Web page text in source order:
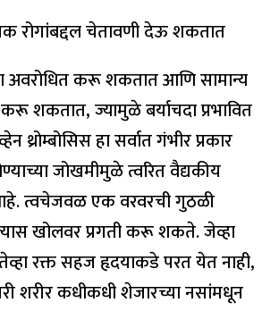
रोगांबद्दल चेतावणी देऊ शकतात
अवरोधित करू शकतात आणि सामान्य
करू शकतात, ज्यामुळे बर्याचदा प्रभावित
थ्रोम्बोसिस हा सर्वात गंभीर प्रकार
जोखमीमुळे त्वरित वैद्यकीय
त्वचेजवळ एक वरवरची गुठळी
खोलवर प्रगती करू शकते.जेव्हा
रक्त सहज हृदयाकडे परत येत नाही,
शरीर कधीकधी शेजारच्या नसांमधून